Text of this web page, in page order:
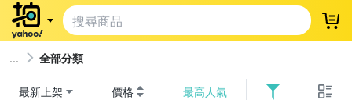
登
全部分類
最新上架 價格 最高人氣